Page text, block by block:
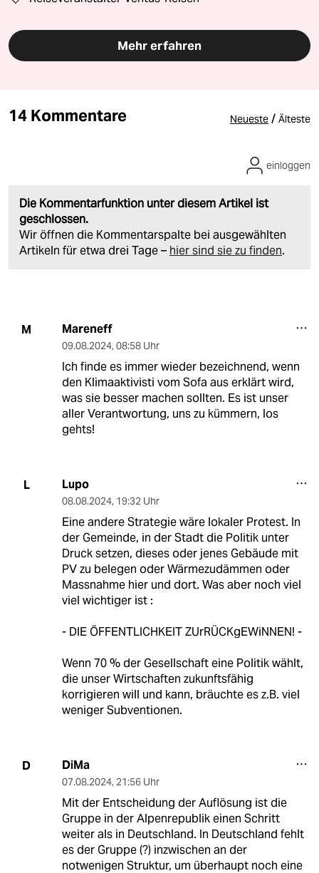
Mehr erfahren
14 Kommentare Neueste / Älteste
Die Kommentarfunktion unter diesem Artikel ist
geschlossen.
Wir öffnen die Kommentarspalte bei ausgewählten
Artikeln für etwa drei Tage – hier sind sie zu finden.
einloggen
M Mareneff
09.08.2024, 08:58 Uhr
Ich finde es immer wieder bezeichnend, wenn
den Klimaaktivisti vom Sofa aus erklärt wird,
was sie besser machen sollten. Es ist unser
aller Verantwortung, uns zu kümmern, los
gehts!
L Lupo
08.08.2024, 19:32 Uhr
Eine andere Strategie wäre lokaler Protest. In
der Gemeinde, in der Stadt die Politik unter
Druck setzen, dieses oder jenes Gebäude mit
PV zu belegen oder Wärmezudämmen oder
Massnahme hier und dort. Was aber noch viel
viel wichtiger ist :
- DIE ÖFFENTLICHKEIT ZUrRÜCKgEWiNNEN! -
Wenn 70 % der Gesellschaft eine Politik wählt,
die unser Wirtschaften zukunftsfähig
korrigieren will und kann, bräuchte es z.B. viel
weniger Subventionen.
D DiMa
07.08.2024, 21:56 Uhr
Mit der Entscheidung der Auflösung ist die
Gruppe in der Alpenrepublik einen Schritt
weiter als in Deutschland. In Deutschland fehlt
es der Gruppe (?) inzwischen an der
notwenigen Struktur, um überhaupt noch eine